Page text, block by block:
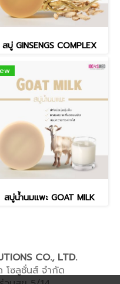
สบู่ GINSENGS COMPLEX
สบู่น้ำนมแพะ GOAT MILK
CO., LTD.
โซลูชั่นส์ จำกัด